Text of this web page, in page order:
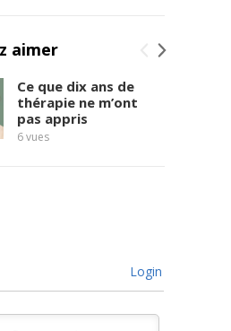
aimer
Ce que dix ans de
thérapie ne m’ont
pas appris
6vues
Login